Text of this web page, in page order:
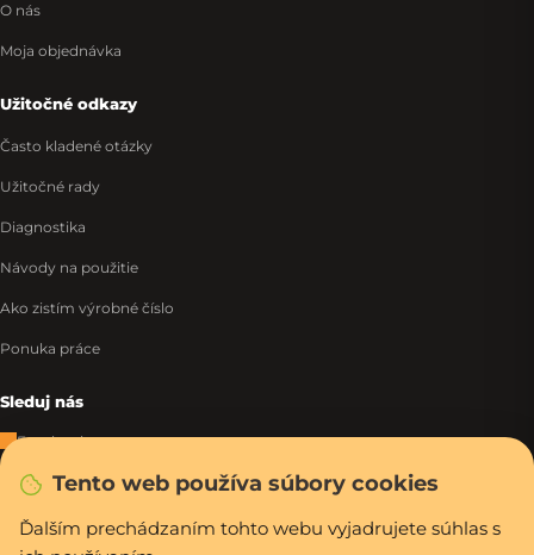
Tento web používa súbory cookies
Ďalším prechádzaním tohto webu vyjadrujete súhlas s
O nás
Moja objednávka
Užitočné odkazy
Často kladené otázky
Užitočné rady
Diagnostika
Návody na použitie
Ako zistím výrobné číslo
Ponuka práce
Sleduj nás
Facebook
Instagram
Tiktok